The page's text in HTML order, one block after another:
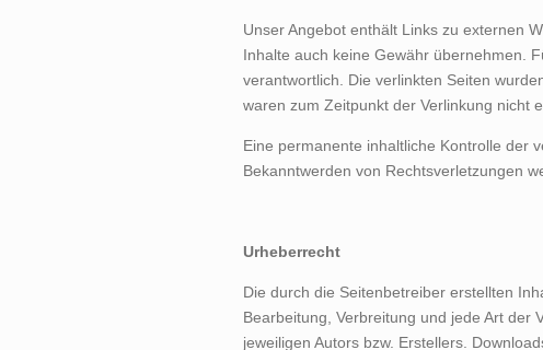
Unser Angebot enthält Links zu externen
Inhalte auch keine Gewähr übernehmen.
verantwortlich. Die verlinkten Seiten
waren zum Zeitpunkt der Verlinkung nicht
Eine permanente inhaltliche Kontrolle der
Bekanntwerden von Rechtsverletzungen
Urheberrecht
Die durch die Seitenbetreiber erstellten
Bearbeitung, Verbreitung und jede Art
jeweiligen Autors bzw. Erstellers.